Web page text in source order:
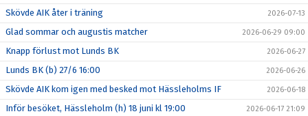
Skövde AIK åter i träning 2026-07-13
Glad sommar och augustis matcher 2026-06-29 09:00
Knapp förlust mot Lunds BK 2026-06-27
Lunds BK (b) 27/6 16:00 2026-06-26
Skövde AIK kom igen med besked mot Hässleholms IF 2026-06-18
Inför besöket, Hässleholm (h) 18 juni kl 19:00 2026-06-17 21:09